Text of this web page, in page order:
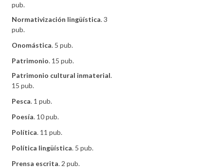
pub.
Normativización lingüística. 3
pub.
Onomástica. 5 pub.
Patrimonio. 15 pub.
Patrimonio cultural inmaterial.
15 pub.
Pesca. 1 pub.
Poesía. 10 pub.
Política. 11 pub.
Política lingüística. 5 pub.
Prensa escrita. 2 pub.